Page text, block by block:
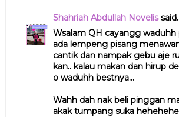
Shahriah Abdullah Novelis
Wsalam QH cayangg waduhh
ada lempeng pisang
cantik dan nampak gebu aje
kan.. kalau makan dan hirup
o waduhh bestnya...
Wahh dah nak beli pinggan
akak tumpang suka